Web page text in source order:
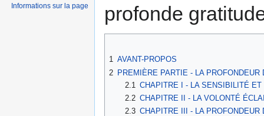
profonde
1 AVANT-PROPOS
2 PREMIÈRE PARTIE - LA
2.1
CHAPITRE I - LA SENSIBILITÉ
2.2 CHAPITRE II - LA VOLONTÉ
2.3 CHAPITRE III - LA
Informations sur la page